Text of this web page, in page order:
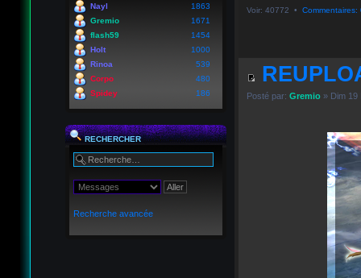
Nayl
1863
Gremio
1671
flash59
1454
Holt
1000
Rinoa
539
Corpo
480
Spidey
186
RECHERCHER
Recherche avancée
Voir: 40772 • Commentaires:
Posté par: Gremio» Dim 19